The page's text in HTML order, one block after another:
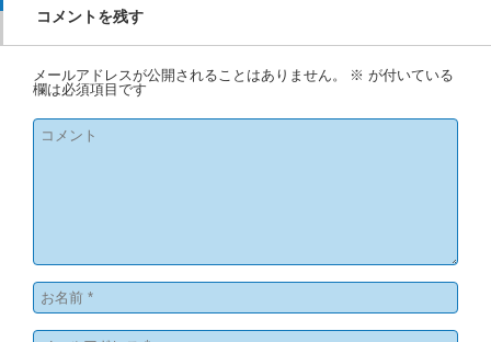
コメントを残す
メールアドレスが公開されることはありません。 ※ が付いている
欄は必須項目です